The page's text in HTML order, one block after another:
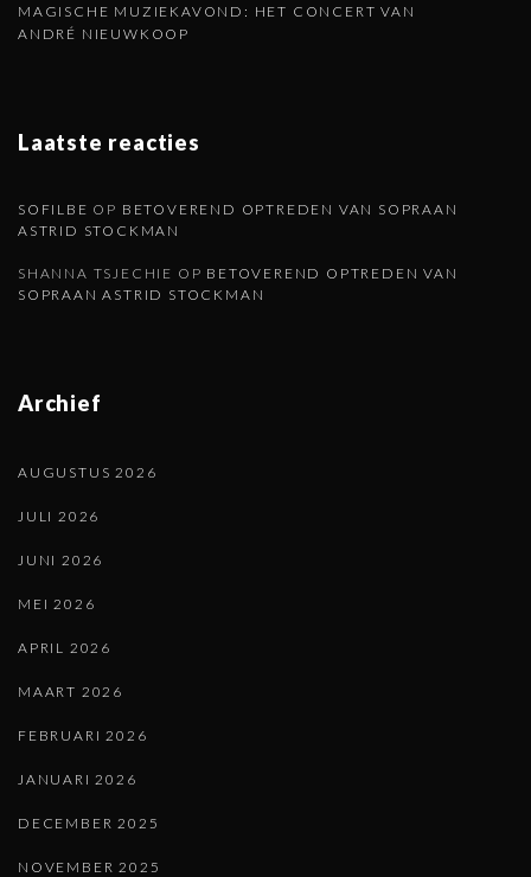
MAGISCHE MUZIEKAVOND: HET CONCERT VAN
ANDRÉ NIEUWKOOP
Laatste reacties
SOFILBE OP BETOVEREND OPTREDEN VAN SOPRAAN
ASTRID STOCKMAN
SHANNA TSJECHIE OP BETOVEREND OPTREDEN VAN
SOPRAAN ASTRID STOCKMAN
Archief
AUGUSTUS 2026
JULI 2026
JUNI 2026
MEI 2026
APRIL 2026
MAART 2026
FEBRUARI 2026
JANUARI 2026
DECEMBER 2025
NOVEMBER 2025